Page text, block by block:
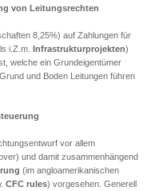
von Leitungsrechten
8,25%) auf Zahlungen für
i.Z.m. Infrastrukturprojekten)
welche ein Grundeigentümer
und Boden Leitungen führen
vor allem
und damit zusammenhängend
(im angloamerikanischen
CFC rules) vorgesehen. Generell